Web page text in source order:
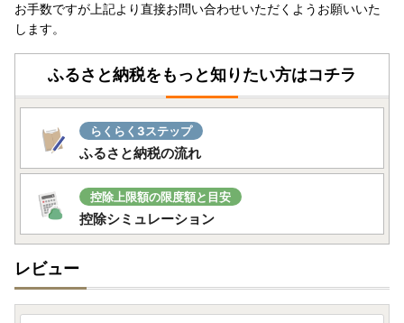
お手数ですが上記より直接お問い合わせいただくようお願いいた
します。
ふるさと納税をもっと知りたい方はコチラ
らくらく3ステップ
ふるさと納税の流れ
控除上限額の限度額と目安
控除シミュレーション
レビュー